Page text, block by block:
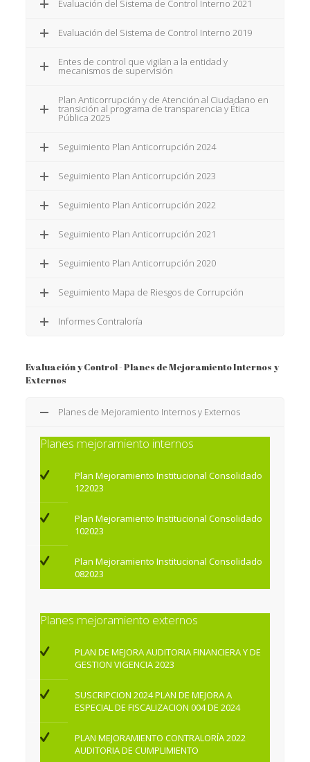
Evaluación del Sistema de Control Interno 2021
Evaluación del Sistema de Control Interno 2019
Entes de control que vigilan a la entidad y
mecanismos de supervisión
Plan Anticorrupción y de Atención al Ciudadano en
transición al programa de transparencia y Ética
Pública 2025
Seguimiento Plan Anticorrupción 2024
Seguimiento Plan Anticorrupción 2023
Seguimiento Plan Anticorrupción 2022
Seguimiento Plan Anticorrupción 2021
Seguimiento Plan Anticorrupción 2020
Seguimiento Mapa de Riesgos de Corrupción
Informes Contraloría
Evaluación y Control - Planes de Mejoramiento Internos y
Externos
Planes de Mejoramiento Internos y Externos
Planes mejoramiento internos
Plan Mejoramiento Institucional Consolidado
122023
Plan Mejoramiento Institucional Consolidado
102023
Plan Mejoramiento Institucional Consolidado
082023
Planes mejoramiento externos
PLAN DE MEJORA AUDITORIA FINANCIERA Y DE
GESTION VIGENCIA 2023
SUSCRIPCION 2024 PLAN DE MEJORA A
ESPECIAL DE FISCALIZACION 004 DE 2024
PLAN MEJORAMIENTO CONTRALORÍA 2022
AUDITORIA DE CUMPLIMIENTO